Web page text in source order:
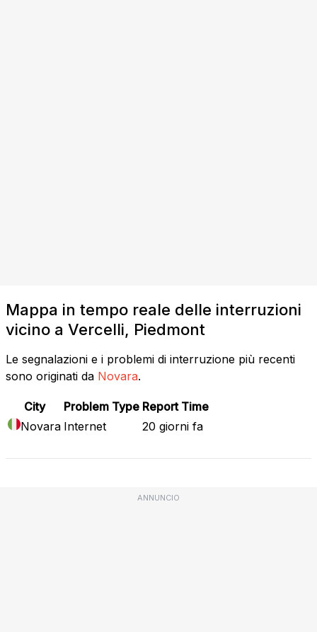
Mappa in tempo reale delle interruzioni
vicino a Vercelli, Piedmont
Le segnalazioni e i problemi di interruzione più recenti
sono originati da Novara.
City Problem Type Report Time
Novara Internet 20 giorni fa
ANNUNCIO